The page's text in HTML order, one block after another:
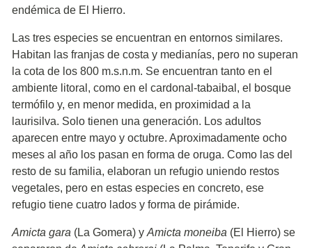
endémica de El Hierro.
Las tres especies se encuentran en entornos similares.
Habitan las franjas de costa y medianías, pero no superan
la cota de los 800 m.s.n.m. Se encuentran tanto en el
ambiente litoral, como en el cardonal-tabaibal, el bosque
termófilo y, en menor medida, en proximidad a la
laurisilva. Solo tienen una generación. Los adultos
aparecen entre mayo y octubre. Aproximadamente ocho
meses al año los pasan en forma de oruga. Como las del
resto de su familia, elaboran un refugio uniendo restos
vegetales, pero en estas especies en concreto, ese
refugio tiene cuatro lados y forma de pirámide.
Amicta gara (La Gomera) y Amicta moneiba (El Hierro) se